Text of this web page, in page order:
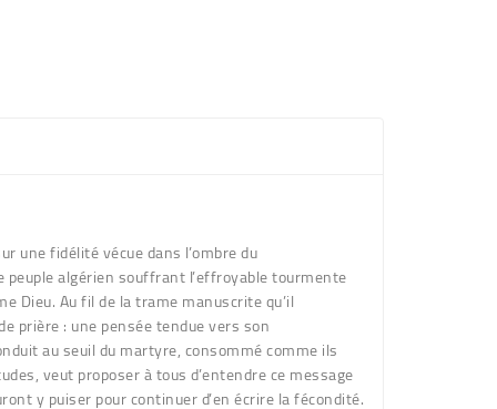
une fidélité vécue dans l’ombre du
peuple algérien souffrant l’effroyable tourmente
Dieu. Au fil de la trame manuscrite qu’il
prière : une pensée tendue vers son
au seuil du martyre, consommé comme ils
veut proposer à tous d’entendre ce message
y puiser pour continuer d’en écrire la fécondité.